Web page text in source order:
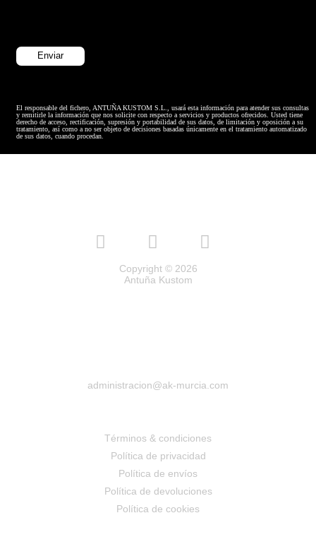
El responsable del fichero, ANTUÑA KUSTOM S.L., usará esta información para atender sus consultas
y remitirle la información que nos solicite con respecto a servicios y productos ofrecidos. Usted tiene
derecho de acceso, rectificación, supresión y portabilidad de sus datos, de limitación y oposición a su
tratamiento, así como a no ser objeto de decisiones basadas únicamente en el tratamiento automatizado
de sus datos, cuando procedan.
Copyright © 2026
Antuña Kustom
administracion@ak-murcia.com
Términos & condiciones
Política de privacidad
Política de envíos
Política de devoluciones
Política de cookies